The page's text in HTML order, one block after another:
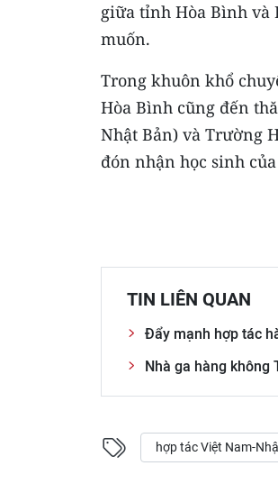
giữa tỉnh Hòa Bình và
muốn.
Trong khuôn khổ
Hòa Bình cũng đến
Nhật Bản) và Trường
đón nhận học sinh
TIN LIÊN QUAN
Đẩy mạnh hợp tác
Nhà ga hàng không
hợp tác Việt Nam-